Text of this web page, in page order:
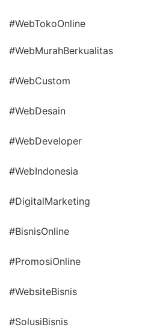
#WebTokoOnline
#WebMurahBerkualitas
#WebCustom
#WebDesain
#WebDeveloper
#WebIndonesia
#DigitalMarketing
#BisnisOnline
#PromosiOnline
#WebsiteBisnis
#SolusiBisnis